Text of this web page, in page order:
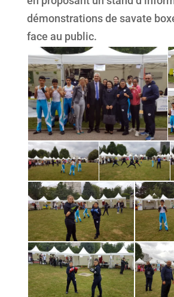
démonstrations de savate
face au public.